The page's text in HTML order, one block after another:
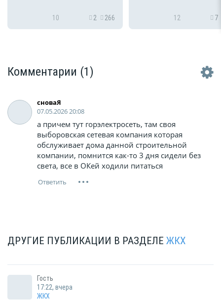
воздухом, сел на скамейку.
солнцу, Стало лучше, всё
таки тень от спинки сиденья.
10 2 266
правом углу -
Неужели мы живём в
который красив только
12 7
Комментарии (1)
сноваЯ
07.05.2026 20:08
а причем тут горэлектросеть, там своя
выборовская сетевая компания которая
обслуживает дома данной строительной
компании, помнится как-то 3 дня сидели без
света, все в ОКей ходили питаться
ДРУГИЕ ПУБЛИКАЦИИ В РАЗДЕЛЕ ЖКХ
Гость
17:22, вчера
ЖКХ